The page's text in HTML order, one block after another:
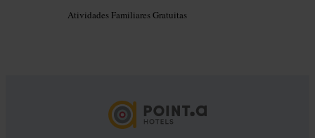
Atividades Familiares Gratuitas